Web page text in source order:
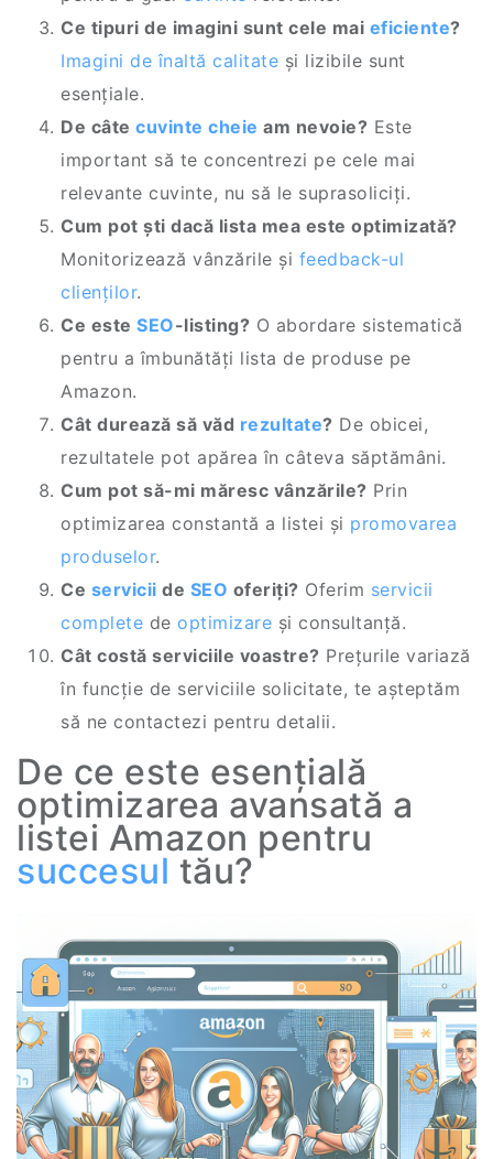
Ce tipuri de imagini sunt cele mai eficiente?
Imagini de înaltă calitate și lizibile sunt
esențiale.
De câte cuvinte cheie am nevoie? Este
important să te concentrezi pe cele mai
relevante cuvinte, nu să le suprasoliciți.
Cum pot ști dacă lista mea este optimizată?
Monitorizează vânzările și feedback-ul
clienților.
Ce este SEO-listing? O abordare sistematică
pentru a îmbunătăți lista de produse pe
Amazon.
Cât durează să văd rezultate? De obicei,
rezultatele pot apărea în câteva săptămâni.
Cum pot să-mi măresc vânzările? Prin
optimizarea constantă a listei și promovarea
produselor.
Ce servicii de SEO oferiți? Oferim servicii
complete de optimizare și consultanță.
Cât costă serviciile voastre? Prețurile variază
în funcție de serviciile solicitate, te așteptăm
să ne contactezi pentru detalii.
De ce este esențială
optimizarea avansată a
listei Amazon pentru
succesul tău?